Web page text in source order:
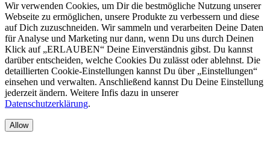
Wir verwenden Cookies, um Dir die bestmögliche Nutzung unserer
Webseite zu ermöglichen, unsere Produkte zu verbessern und diese
auf Dich zuzuschneiden. Wir sammeln und verarbeiten Deine Daten
für Analyse und Marketing nur dann, wenn Du uns durch Deinen
Klick auf „ERLAUBEN“ Deine Einverständnis gibst. Du kannst
darüber entscheiden, welche Cookies Du zulässt oder ablehnst. Die
detaillierten Cookie-Einstellungen kannst Du über „Einstellungen“
einsehen und verwalten. Anschließend kannst Du Deine Einstellung
jederzeit ändern. Weitere Infis dazu in unserer
Datenschutzerklärung.
Allow